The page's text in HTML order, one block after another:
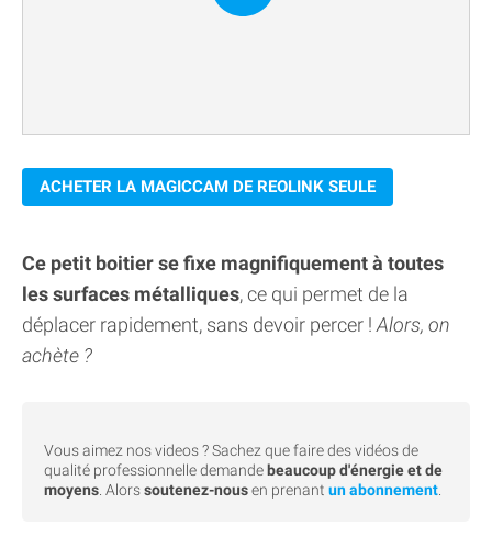
ACHETER LA MAGICCAM DE REOLINK SEULE
Ce petit boitier se fixe magnifiquement à toutes
les surfaces métalliques, ce qui permet de la
déplacer rapidement, sans devoir percer ! Alors, on
achète ?
Vous aimez nos videos ? Sachez que faire des vidéos de
qualité professionnelle demande beaucoup d'énergie et de
moyens . Alorssoutenez-nousen prenant un abonnement